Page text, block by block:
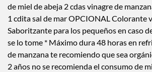
de miel de abeja 2 cdas vinagre de
1 cdita sal de mar OPCIONAL Colorante
Saboritzante para los pequeños en caso
se lo tome * Máximo dura 48 horas en
de manzana te recomiendo que sea
2 años no se recomienda el consumo de